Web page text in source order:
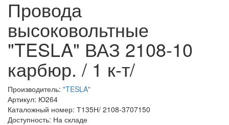
Провода
высоковольтные
"TESLA" ВАЗ 2108-10
карбюр. / 1 к-т/
Производитель: "TESLA"
Артикул: Ю264
Каталожный номер: Т135Н/ 2108-3707150
Доступность: На складе